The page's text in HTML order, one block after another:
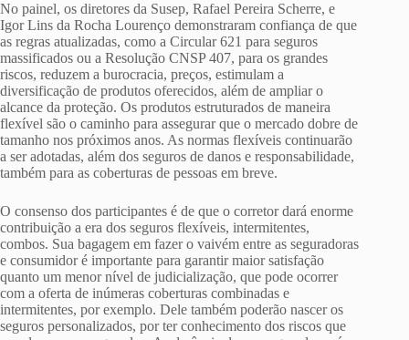
No painel, os diretores da Susep, Rafael Pereira Scherre, e
Igor Lins da Rocha Lourenço demonstraram confiança de que
as regras atualizadas, como a Circular 621 para seguros
massificados ou a Resolução CNSP 407, para os grandes
riscos, reduzem a burocracia, preços, estimulam a
diversificação de produtos oferecidos, além de ampliar o
alcance da proteção. Os produtos estruturados de maneira
flexível são o caminho para assegurar que o mercado dobre de
tamanho nos próximos anos. As normas flexíveis continuarão
a ser adotadas, além dos seguros de danos e responsabilidade,
também para as coberturas de pessoas em breve.
O consenso dos participantes é de que o corretor dará enorme
contribuição a era dos seguros flexíveis, intermitentes,
combos. Sua bagagem em fazer o vaivém entre as seguradoras
e consumidor é importante para garantir maior satisfação
quanto um menor nível de judicialização, que pode ocorrer
com a oferta de inúmeras coberturas combinadas e
intermitentes, por exemplo. Dele também poderão nascer os
seguros personalizados, por ter conhecimento dos riscos que